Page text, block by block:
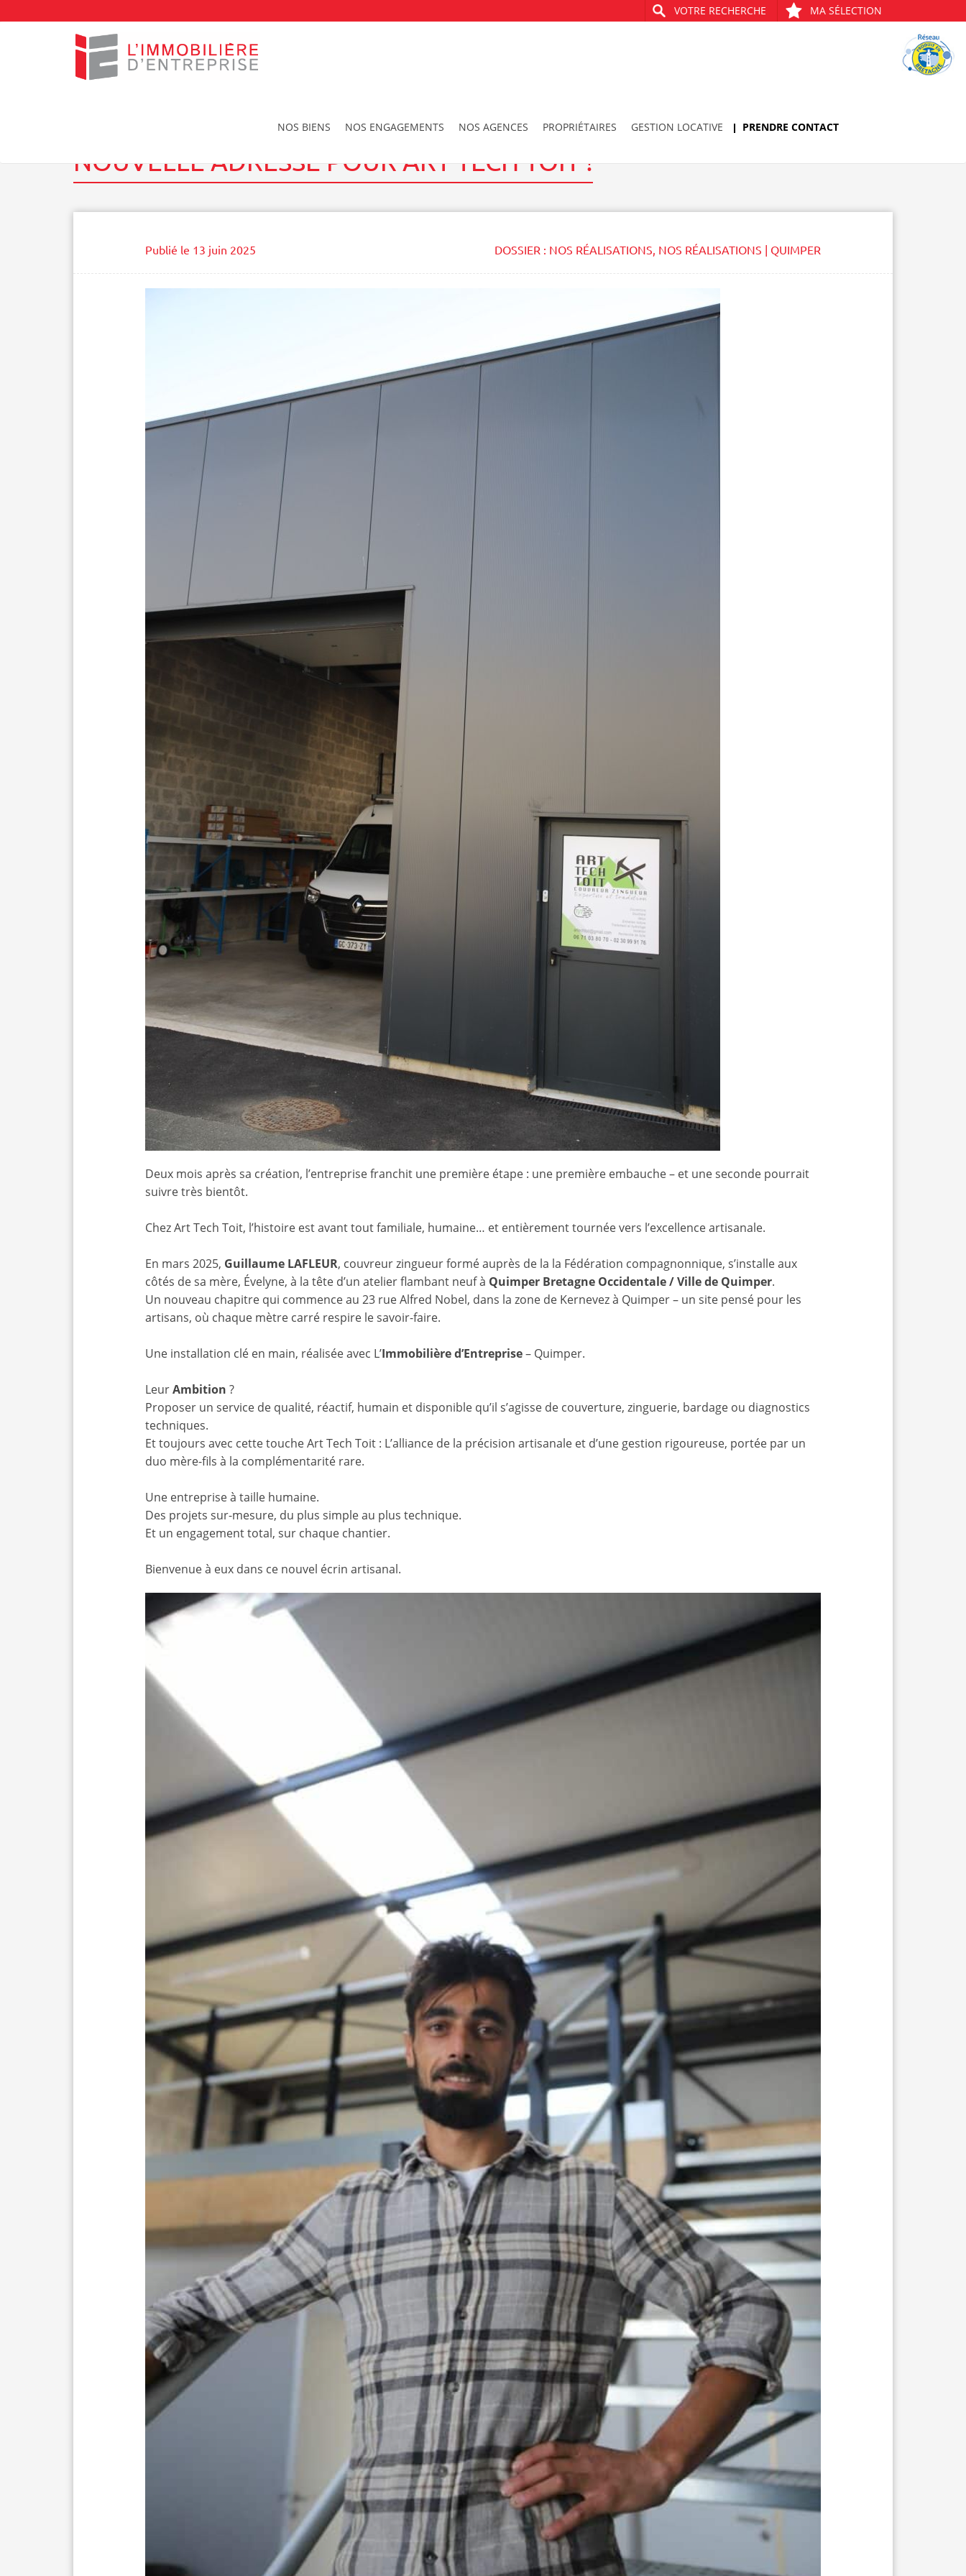
VOTRE RECHERCHE MA SÉLECTION
NOS BIENS NOS ENGAGEMENTS NOS AGENCES PROPRIÉTAIRES GESTION LOCATIVE PRENDRE CONTACT
NOUVELLE ADRESSE POUR ART TECH TOIT !
Publié le 13 juin 2025 DOSSIER : NOS RÉALISATIONS, NOS RÉALISATIONS | QUIMPER
Deux mois après sa création, l’entreprise franchit une première étape : une première embauche – et une seconde pourrait
suivre très bientôt.
Chez Art Tech Toit, l’histoire est avant tout familiale, humaine… et entièrement tournée vers l’excellence artisanale.
En mars 2025, Guillaume LAFLEUR, couvreur zingueur formé auprès de la la Fédération compagnonnique, s’installe aux
côtés de sa mère, Évelyne, à la tête d’un atelier flambant neuf à Quimper Bretagne Occidentale / Ville de Quimper.
Un nouveau chapitre qui commence au 23 rue Alfred Nobel, dans la zone de Kernevez à Quimper – un site pensé pour les
artisans, où chaque mètre carré respire le savoir-faire.
Une installation clé en main, réalisée avec L’Immobilière d’Entreprise– Quimper.
LeurAmbition ?
Proposer un service de qualité, réactif, humain et disponible qu’il s’agisse de couverture, zinguerie, bardage ou diagnostics
techniques.
Et toujours avec cette touche Art Tech Toit : L’alliance de la précision artisanale et d’une gestion rigoureuse, portée par un
duo mère-fils à la complémentarité rare.
Une entreprise à taille humaine.
Des projets sur-mesure, du plus simple au plus technique.
Et un engagement total, sur chaque chantier.
Bienvenue à eux dans ce nouvel écrin artisanal.